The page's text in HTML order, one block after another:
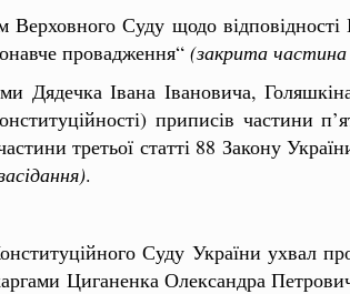
Суду щодо відповідності
провадження“ (закрита частина
Дядечка Івана Івановича,
приписів частини
третьої статті 88 Закону
.
Суду України ухвал
Циганенка Олександра